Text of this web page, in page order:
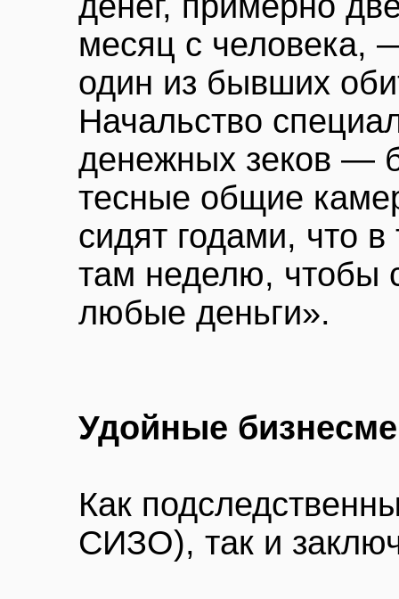
месяц с человека,
один из бывших
Начальство
денежных зеков —
тесные общие
сидят годами, что
там неделю, чтобы
любые деньги».
Удойные
Как
СИЗО), так и